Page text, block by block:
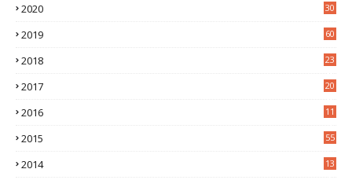
2020
30
2019 60
2018
23
2017
20
2016
11
2015 55
2014
13